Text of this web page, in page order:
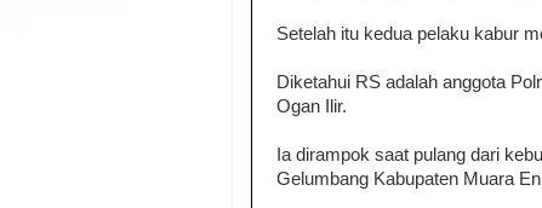
Setelah itu kedua pelaku kabur
Diketahui RS adalah anggota
Ogan Ilir.
Ia dirampok saat pulang dari
Gelumbang Kabupaten Muara